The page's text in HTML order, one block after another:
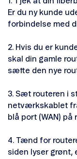
Ustabil eller
Er du ny kunde
forbindelse med
2. Hvis du er
skal din gamle
sætte den nye
3. Sæt routeren i
netværkskablet
blå port (WAN) på
4. Tænd for
siden lyser grønt,